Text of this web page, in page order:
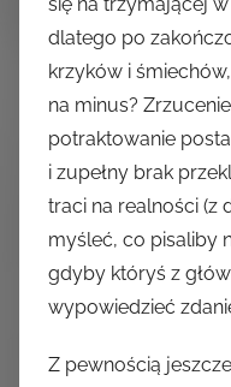
dlatego po
krzyków i
na minus?
potraktowanie
i zupełny brak
traci na realności (z
myśleć, co pisaliby
gdyby któryś z
wypowiedzieć
Z pewnością